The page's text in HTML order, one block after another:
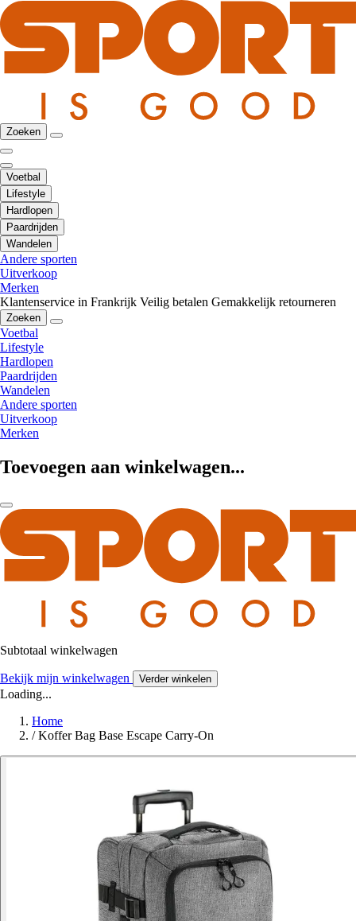
Zoeken
Voetbal
Lifestyle
Hardlopen
Paardrijden
Wandelen
Andere sporten
Uitverkoop
Merken
Klantenservice in Frankrijk Veilig betalen Gemakkelijk retourneren
Zoeken
Voetbal
Lifestyle
Hardlopen
Paardrijden
Wandelen
Andere sporten
Uitverkoop
Merken
Toevoegen aan winkelwagen...
Subtotaal winkelwagen
Bekijk mijn winkelwagen Verder winkelen
Loading...
Home
/ Koffer Bag Base Escape Carry-On